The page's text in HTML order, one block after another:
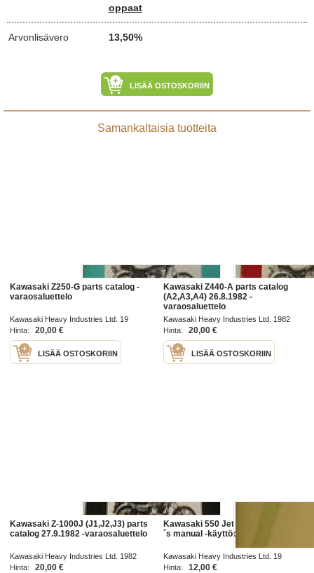
oppaat
Arvonlisävero 13,50%
LISÄÄ OSTOSKORIIN
Samankaltaisia tuotteita
Kawasaki Z250-G parts catalog -
varaosaluettelo
Kawasaki Heavy Industries Ltd. 19
Hinta:
20,00 €
LISÄÄ OSTOSKORIIN
Kawasaki Z440-A parts catalog
(A2,A3,A4) 26.8.1982 -
varaosaluettelo
Kawasaki Heavy Industries Ltd. 1982
Hinta:
20,00 €
LISÄÄ OSTOSKORIIN
Kawasaki Z-1000J (J1,J2,J3) parts
catalog 27.9.1982 -varaosaluettelo
Kawasaki Heavy Industries Ltd. 1982
Hinta:
20,00 €
Kawasaki 550 Jet Ski 1987 owner
´s manual -käyttöohjekirja
Kawasaki Heavy Industries Ltd. 19
Hinta:
12,00 €